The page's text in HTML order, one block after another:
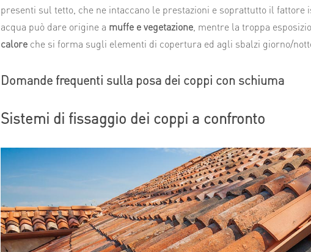
presenti sul tetto, che ne intaccano le prestazioni e soprattutto il fattore
acqua può dare origine a muffe e vegetazione, mentre la troppa
calore che si forma sugli elementi di copertura ed agli sbalzi giorno/
Domande frequenti sulla posa dei coppi con schiuma
Sistemi di fissaggio dei coppi a confronto